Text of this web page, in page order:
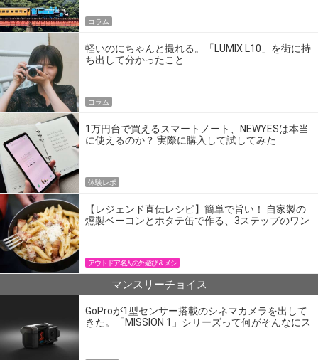
コラム
軽いのにちゃんと撮れる。「LUMIX L10」を街に持
ち出して分かったこと
コラム
1万円台で買えるスマートノート、NEWYESは本当
に使えるのか？ 実際に購入して試してみた
体験レポ
【レジェンド直伝レシピ】簡単で旨い！ 自家製の
燻製ベーコンとホタテ缶で作る、3ステップのワン
アウトドア名人の外遊び＆メシ
マンスリーチョイス
GoProが1型センサー搭載のシネマカメラを出して
きた。「MISSION 1」シリーズって何がそんなにス